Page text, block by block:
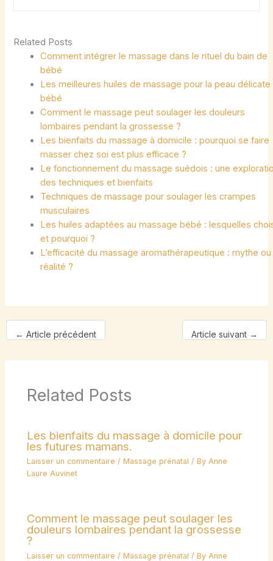
Related Posts
Comment intégrer le massage dans le rituel du bain de
bébé
Les meilleures huiles de massage pour la peau
bébé
Comment le massage peut soulager les douleurs
lombaires pendant la grossesse ?
Les bienfaits du massage à domicile : pourquoi se faire
masser chez soi est plus efficace ?
Le fonctionnement du massage suédois : une
des techniques et bienfaits
Techniques de massage pour soulager les crampes
musculaires
Les huiles adaptées au massage bébé : lesquelles
et pourquoi ?
L’efficacité du massage aromathérapeutique : mythe ou
réalité ?
← Article précédent Article suivant →
Related Posts
Les bienfaits du massage à domicile pour
les futures mamans.
Laisser un commentaire /Massage prénatal / ByAnne
Laure Auvinet
Comment le massage peut soulager les
douleurs lombaires pendant la grossesse
?
Laisser un commentaire /Massage prénatal / By Anne